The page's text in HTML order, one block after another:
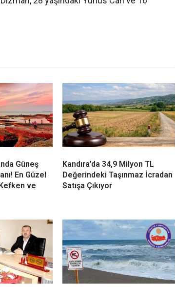
ülkelerine dönerken buradaki çalışma
belirterek, Kocaeli İtfaiyede çalışan
Kurtarma Timi, Kandıra sahillerinde 34
yaşındaki, 22 yaşındaki Hale Yılmaz,
28 yaşındaki Yunus Can ve 16